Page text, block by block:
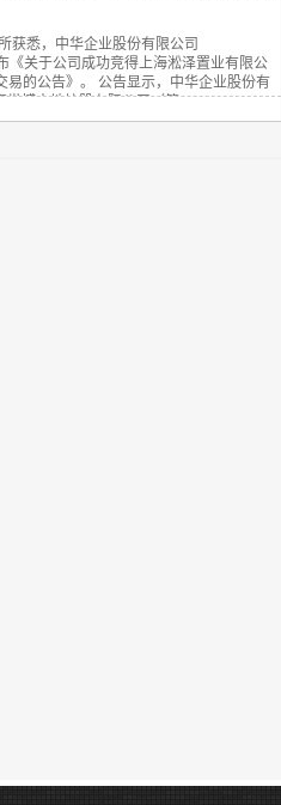
获悉，中华企业股份有限公司
《关于公司成功竞得上海淞泽置业有限公
易的公告》。 公告显示，中华企业股份有
世博土地控股有限公司（简...